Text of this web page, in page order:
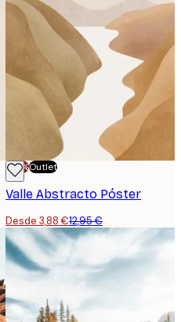
-70%Outlet
Valle Abstracto Póster
Desde 3,88 €12,95 €